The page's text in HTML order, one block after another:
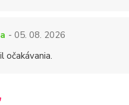
- 05. 08. 2026
očakávania.